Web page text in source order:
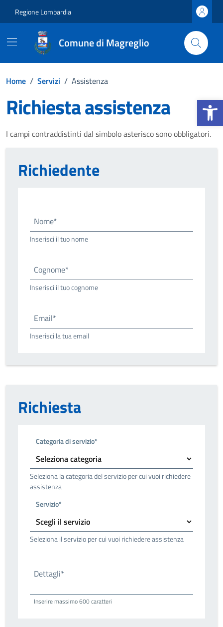
Apri la
Regione Lombardia
Comune di Magreglio
Home / Servizi / Assistenza
Richiesta assistenza
I campi contraddistinti dal simbolo asterisco sono obbligatori.
Richiedente
Nome*
Inserisci il tuo nome
Cognome*
Inserisci il tuo cognome
Email*
Inserisci la tua email
Richiesta
Categoria di servizio*
Seleziona la categoria del servizio per cui vuoi richiedere
assistenza
Servizio*
Seleziona il servizio per cui vuoi richiedere assistenza
Dettagli*
Inserire massimo 600 caratteri